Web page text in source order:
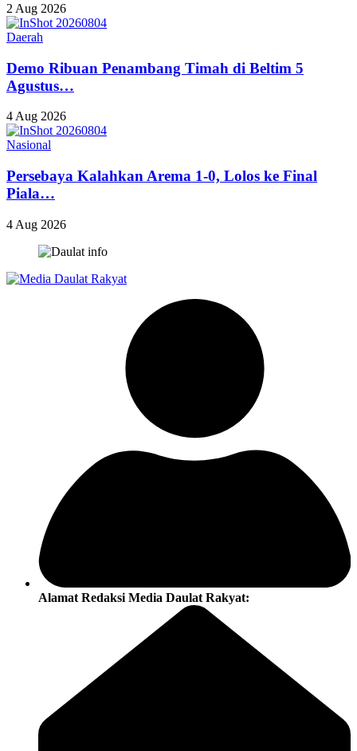
2 Aug 2026
Daerah
Demo Ribuan Penambang Timah di Beltim 5
Agustus…
4 Aug 2026
Nasional
Persebaya Kalahkan Arema 1-0, Lolos ke Final
Piala…
4 Aug 2026
Alamat Redaksi Media Daulat Rakyat: